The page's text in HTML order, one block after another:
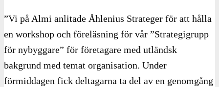
”Vi på Almi anlitade Åhlenius Strateger för att hålla
en workshop och föreläsning för vår ”Strategigrupp
för nybyggare” för företagare med utländsk
bakgrund med temat organisation. Under
förmiddagen fick deltagarna ta del av en genomgång